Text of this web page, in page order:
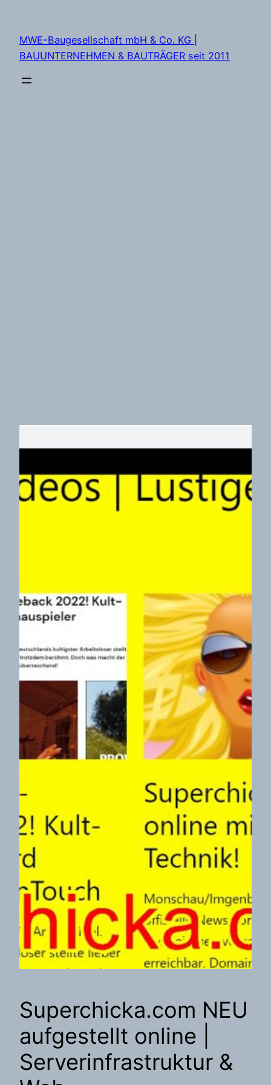
springen
MWE-Baugesellschaft mbH & Co. KG |
BAUUNTERNEHMEN & BAUTRÄGER seit 2011
Superchicka.com NEU
aufgestellt online |
Serverinfrastruktur &